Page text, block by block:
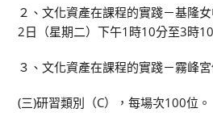
２、文化資產在課程的實踐－基隆
2日（星期二）下午1時10分至3時10
３、文化資產在課程的實踐－霧峰
(三)研習類別（C），每場次100位。